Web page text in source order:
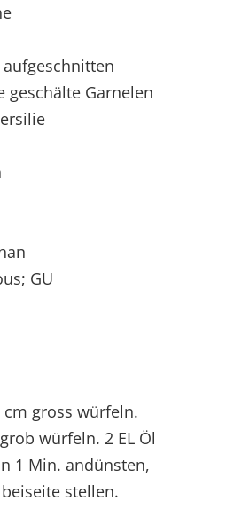
geschälte Garnelen
GU
gross würfeln.
würfeln. 2 EL Öl
1 Min. andünsten,
stellen.